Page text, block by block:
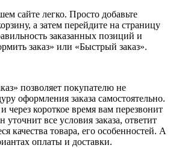
сайте легко. Просто добавьте
а затем перейдите на страницу
заказанных позиций и
заказ» или «Быстрый заказ».
позволяет покупателю не
оформления заказа самостоятельно.
через короткое время вам перезвонит
все условия заказа, ответит
качества товара, его особенностей. А
оплаты и доставки.